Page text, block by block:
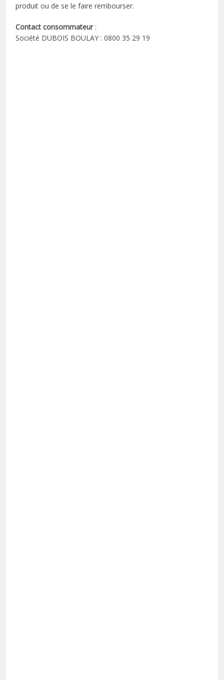
produit ou de se le faire rembourser.
Contact consommateur :
Société DUBOIS BOULAY : 0800 35 29 19